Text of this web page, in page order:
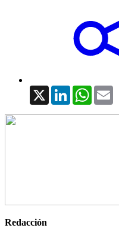
X LinkedIn
Redacción